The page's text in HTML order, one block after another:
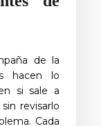
de la
hacen lo
si sale a
revisarlo
Cada